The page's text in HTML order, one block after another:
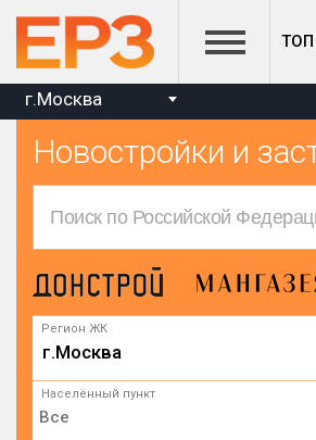
ТОП
г.Москва
Новостройки и
Регион ЖК
г.Москва
Населённый пункт